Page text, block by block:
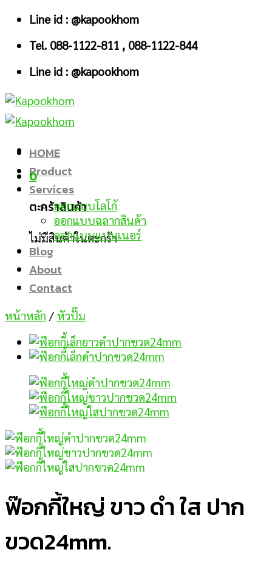
Skip
content
Line id : @kapookhom
Tel. 088-1122-811 , 088-1122-844
Line id : @kapookhom
0
ตะกร้าสินค้า
ไม่มีสินค้าในตะกร้า
HOME
Product
Services
ออกแบบโลโก้
ออกแบบฉลากสินค้า
ออกแบบแบนเนอร์
Blog
About
Contact
หน้าหลัก / หัวปั๊ม
ฟ๊อกกี้ใหญ่ ขาว ดำ ใส ปาก
ขวด24mm.